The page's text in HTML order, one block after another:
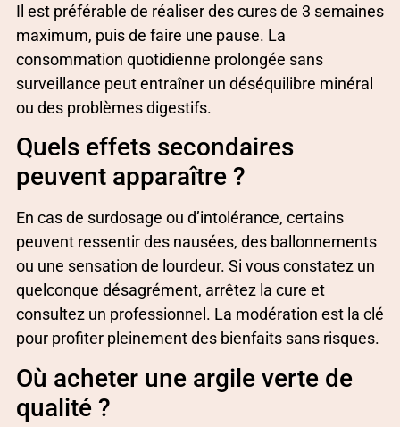
Il est préférable de réaliser des cures de 3 semaines
maximum, puis de faire une pause. La
consommation quotidienne prolongée sans
surveillance peut entraîner un déséquilibre minéral
ou des problèmes digestifs.
Quels effets secondaires
peuvent apparaître ?
En cas de surdosage ou d’intolérance, certains
peuvent ressentir des nausées, des ballonnements
ou une sensation de lourdeur. Si vous constatez un
quelconque désagrément, arrêtez la cure et
consultez un professionnel. La modération est la clé
pour profiter pleinement des bienfaits sans risques.
Où acheter une argile verte de
qualité ?